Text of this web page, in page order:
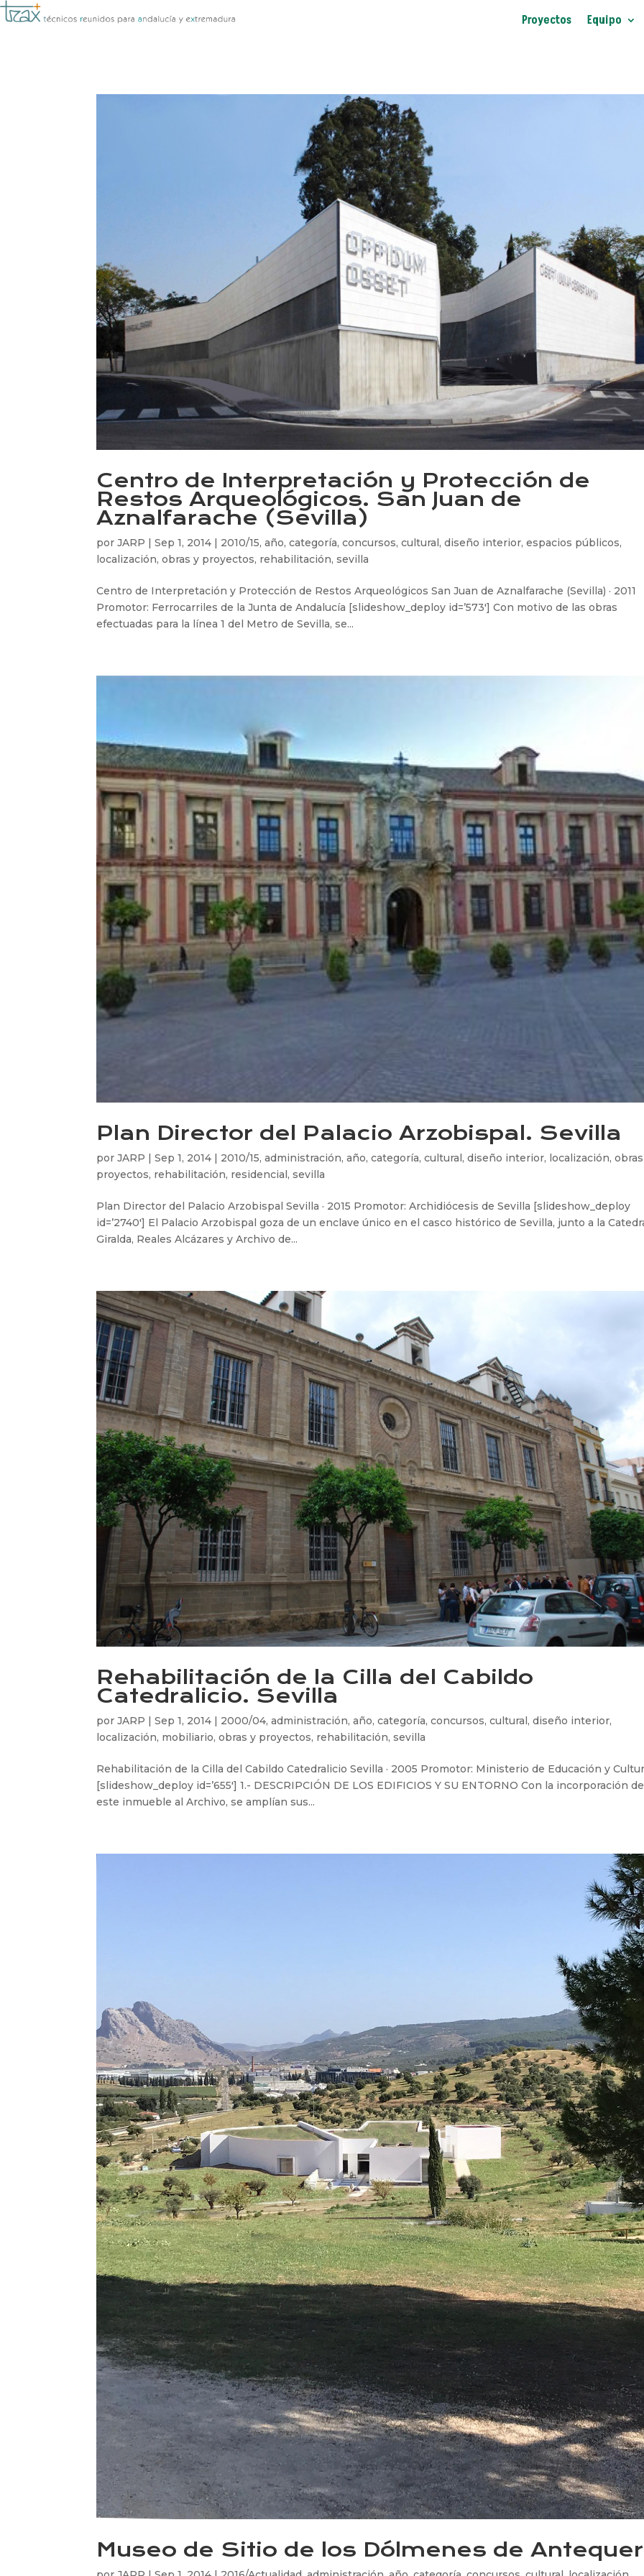
Proyectos Equipo
Centro de Interpretación y Protección de
Restos Arqueológicos. San Juan de
Aznalfarache (Sevilla)
porJARP |Sep 1, 2014 | 2010/15,año,categoría,concursos,cultural,diseño interior,espacios públicos,
localización,obras y proyectos, rehabilitación,sevilla
Centro de Interpretación y Protección de Restos Arqueológicos San Juan de Aznalfarache (Sevilla) · 2011
Promotor: Ferrocarriles de la Junta de Andalucía [slideshow_deploy id=’573′] Con motivo de las obras
efectuadas para la línea 1 del Metro de Sevilla, se...
Plan Director del Palacio Arzobispal. Sevilla
porJARP |Sep 1, 2014 2010/15,administración,año,categoría,cultural ,diseño interior, localización,
proyectos, rehabilitación, residencial ,sevilla
Plan Director del Palacio Arzobispal Sevilla · 2015 Promotor: Archidiócesis de Sevilla [slideshow_deploy
id=’2740′] El Palacio Arzobispal goza de un enclave único en el casco histórico de Sevilla, junto a la
Giralda, Reales Alcázares y Archivo de...
Rehabilitación de la Cilla del Cabildo
Catedralicio. Sevilla
porJARP |Sep 1, 2014 | 2000/04,administración,año,categoría,concursos,cultural,diseño interior,
localización, mobiliario,obras y proyectos, rehabilitación,sevilla
Rehabilitación de la Cilla del Cabildo Catedralicio Sevilla · 2005 Promotor: Ministerio de Educación y
[slideshow_deploy id=’655′] 1.- DESCRIPCIÓN DE LOS EDIFICIOS Y SU ENTORNO Con la incorporación de
este inmueble al Archivo, se amplían sus...
Museo de Sitio de los Dólmenes de